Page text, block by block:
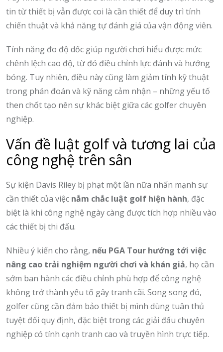
tin từ thiết bị vẫn được coi là cần thiết để duy trì tính
chiến thuật và khả năng tự đánh giá của vận động viên.
Tính năng đo độ dốc giúp người chơi hiểu được mức
chênh lệch cao độ, từ đó điều chỉnh lực đánh và hướng
bóng. Tuy nhiên, điều này cũng làm giảm tính kỹ thuật
trong phán đoán và kỹ năng cảm nhận – những yếu tố
then chốt tạo nên sự khác biệt giữa các golfer chuyên
nghiệp.
Vấn đề luật golf và tương lai của
công nghệ trên sân
Sự kiện Davis Riley bị phạt một lần nữa nhấn mạnh sự
cần thiết của việc nắm chắc luật golf hiện hành, đặc
biệt là khi công nghệ ngày càng được tích hợp nhiều vào
các thiết bị thi đấu.
Nhiều ý kiến cho rằng, nếu PGA Tour hướng tới việc
nâng cao trải nghiệm người chơi và khán giả, họ cần
sớm ban hành các điều chỉnh phù hợp để công nghệ
không trở thành yếu tố gây tranh cãi. Song song đó,
golfer cũng cần đảm bảo thiết bị mình dùng tuân thủ
tuyệt đối quy định, đặc biệt trong các giải đấu chuyên
nghiệp có tính cạnh tranh cao và truyền hình trực tiếp.